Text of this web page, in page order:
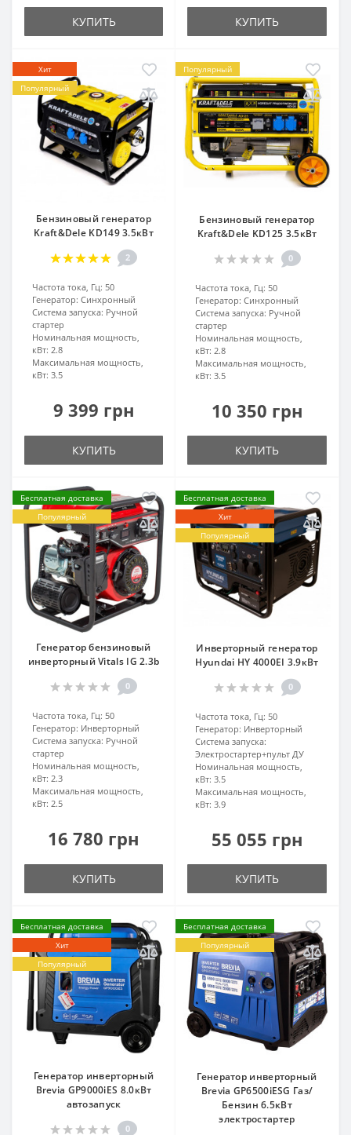
КУПИТЬ КУПИТЬ
Хит
Популярный
Бензиновый генератор
Kraft&Dele KD149 3.5кВт
2
Частота тока, Гц: 50
Генератор: Синхронный
Система запуска: Ручной
стартер
Номинальная мощность,
кВт: 2.8
Максимальная мощность,
кВт: 3.5
9 399 грн
КУПИТЬ
Популярный
Бензиновый генератор
Kraft&Dele KD125 3.5кВт
0
Частота тока, Гц: 50
Генератор: Синхронный
Система запуска: Ручной
стартер
Номинальная мощность,
кВт: 2.8
Максимальная мощность,
кВт: 3.5
10 350 грн
КУПИТЬ
Бесплатная доставка
Популярный
Генератор бензиновый
инверторный Vitals IG 2.3b
0
Частота тока, Гц: 50
Генератор: Инверторный
Система запуска: Ручной
стартер
Номинальная мощность,
кВт: 2.3
Максимальная мощность,
кВт: 2.5
16 780 грн
КУПИТЬ
Бесплатная доставка
Хит
Популярный
Инверторный генератор
Hyundai HY 4000EI 3.9кВт
0
Частота тока, Гц: 50
Генератор: Инверторный
Система запуска:
Электростартер+пульт ДУ
Номинальная мощность,
кВт: 3.5
Максимальная мощность,
кВт: 3.9
55 055 грн
КУПИТЬ
Бесплатная доставка
Хит
Популярный
Генератор инверторный
Brevia GP9000iES 8.0кВт
автозапуск
0
Бесплатная доставка
Популярный
Генератор инверторный
Brevia GP6500iESG Газ/
Бензин 6.5кВт
электростартер